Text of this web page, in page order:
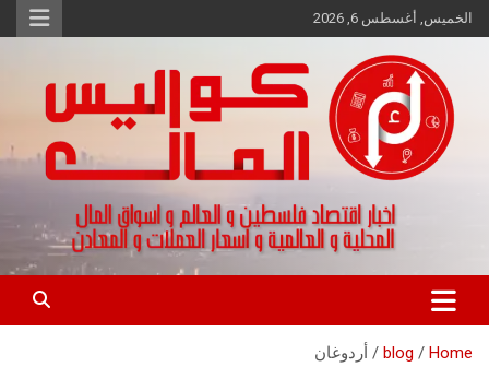
Skip
to
الخميس, أغسطس 6, 2026
كواليس المال
اخبار اقتصاد فلسطين و العالم و تقارير اسواق المال و العملات
Home
blog أردوغان